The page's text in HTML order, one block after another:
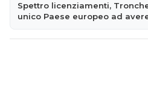
Spettro licenziamenti,
unico Paese europeo ad